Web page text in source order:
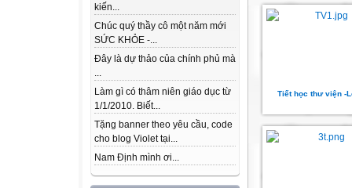
kiến...
Chúc quý thầy cô một năm mới
SỨC KHỎE -...
Đây là dự thảo của chính phủ mà
...
Làm gì có thâm niên giáo dục từ
1/1/2010. Biết...
Tặng banner theo yêu cầu, code
cho blog Violet tại...
Nam Định mình ơi...
Tiết học thư viện -